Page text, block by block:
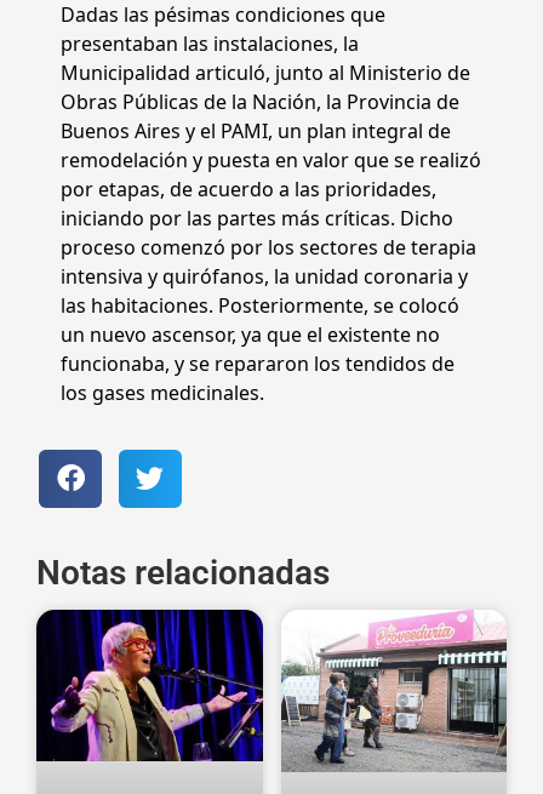
Dadas las pésimas condiciones que
presentaban las instalaciones, la
Municipalidad articuló, junto al Ministerio de
Obras Públicas de la Nación, la Provincia de
Buenos Aires y el PAMI, un plan integral de
remodelación y puesta en valor que se realizó
por etapas, de acuerdo a las prioridades,
iniciando por las partes más críticas. Dicho
proceso comenzó por los sectores de terapia
intensiva y quirófanos, la unidad coronaria y
las habitaciones. Posteriormente, se colocó
un nuevo ascensor, ya que el existente no
funcionaba, y se repararon los tendidos de
los gases medicinales.
Notas relacionadas